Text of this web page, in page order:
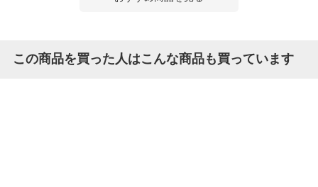
この商品を買った人はこんな商品も買っています